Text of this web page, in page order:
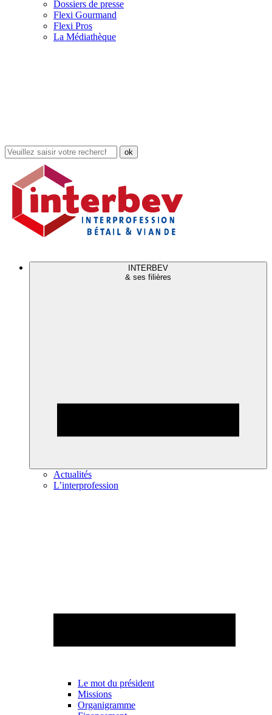
Dossiers de presse
Flexi Gourmand
Flexi Pros
La Médiathèque
Rechercher
dans
site
INTERBEV
& ses filières
Actualités
L’interprofession
Le mot du président
Missions
Organigramme